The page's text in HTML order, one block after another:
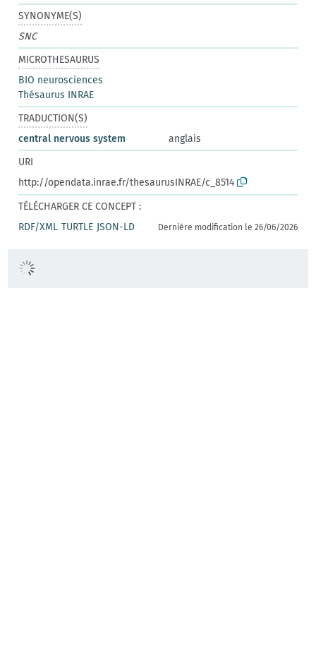
SYNONYME(S)
SNC
MICROTHESAURUS
BIO neurosciences
Thésaurus INRAE
TRADUCTION(S)
central nervous system
anglais
URI
http://opendata.inrae.fr/thesaurusINRAE/c_8514
TÉLÉCHARGER CE CONCEPT :
RDF/XML TURTLE JSON-LD Dernière modification le 26/06/2026